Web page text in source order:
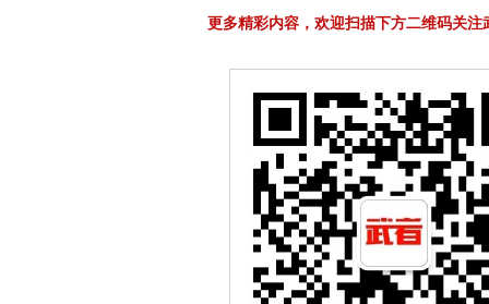
更多精彩内容，欢迎扫描下方二维码关注